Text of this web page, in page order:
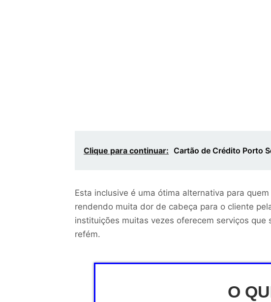
Clique para continuar: Cartão de Crédito Porto
Esta inclusive é uma ótima alternativa para
rendendo muita dor de cabeça para o cliente
instituições muitas vezes oferecem serviços
refém.
O